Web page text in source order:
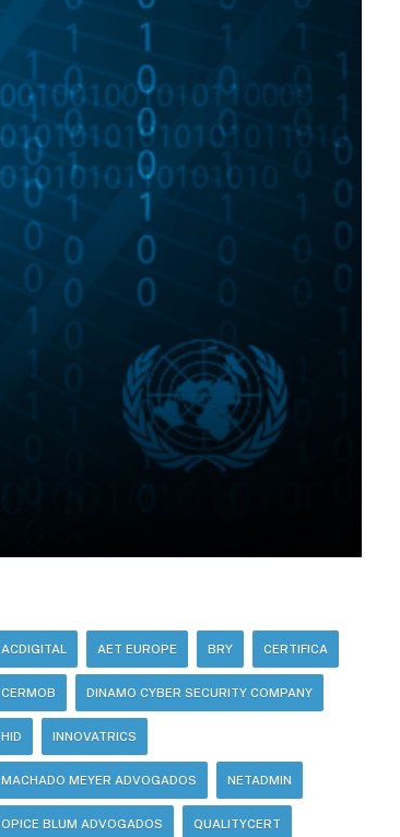
ACDIGITAL AET EUROPE BRY CERTIFICA
CERMOB DINAMO CYBER SECURITY COMPANY
HID INNOVATRICS
MACHADO MEYER ADVOGADOS NETADMIN
OPICE BLUM ADVOGADOS QUALITYCERT